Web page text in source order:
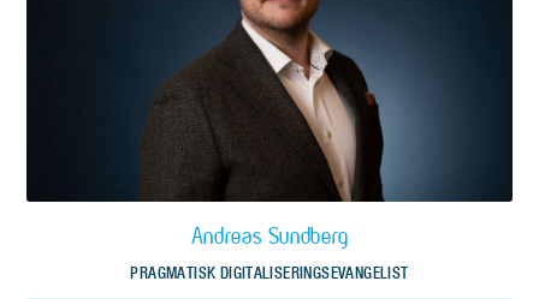
Andreas Sundberg
PRAGMATISK DIGITALISERINGSEVANGELIST